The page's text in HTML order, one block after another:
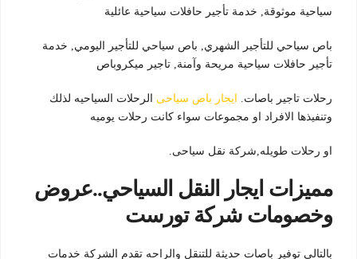
سياحية موثوقة, خدمة تأجير حافلات سياحية عائلية
باص سياحي للتأجير الشهري, باص سياحي للتأجير اليومي, خدمة
تأجير حافلات سياحية مريحة وآمنة, تاجير ميكروباص
رحلات تاجير باصات. ايجار باص سياحى الرحلات السياحيه لذلك
وتنفيذها الافراد او مجموعات سواء كانت رحلات يوميه
او رحلات طويله,شركة نقل سياحى.
مميزات ايجار النقل السياحي..عروض
وخصومات شركة تورست
بالتالي توفير باصات حديثة للتنقل والراحه تقدم الشركة خدمات